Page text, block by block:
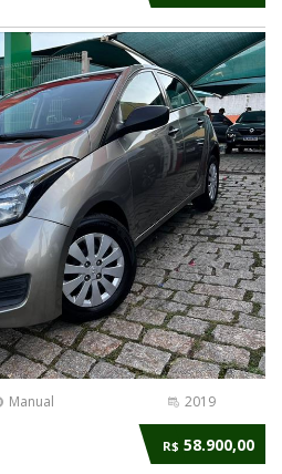
Manual 2019
R$ 58.900,00